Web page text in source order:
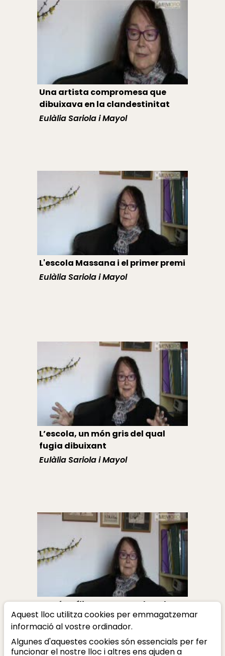
Una artista compromesa que
dibuixava en la clandestinitat
Eulàlia Sariola i Mayol
L'escola Massana i el primer premi
Eulàlia Sariola i Mayol
L’escola, un món gris del qual
fugia dibuixant
Eulàlia Sariola i Mayol
Una família on regnava la cultura
i la llibertat
Eulàlia Sariola i Mayol
Aquest lloc utilitza cookies per emmagatzemar
informació al vostre ordinador.
Algunes d'aquestes cookies són essencials per fer
funcionar el nostre lloc i altres ens ajuden a